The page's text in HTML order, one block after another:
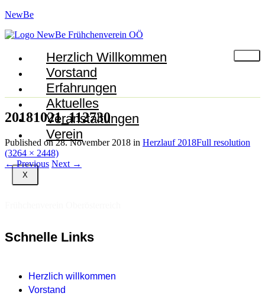
NewBe
Herzlich Willkommen
Vorstand
Erfahrungen
Aktuelles
Veranstaltungen
Verein
X
20181021_112730
Published on28. November 2018 in Herzlauf 2018Full resolution
(3264 × 2448)
←Previous Next →
Schnelle Links
Herzlich willkommen
Vorstand